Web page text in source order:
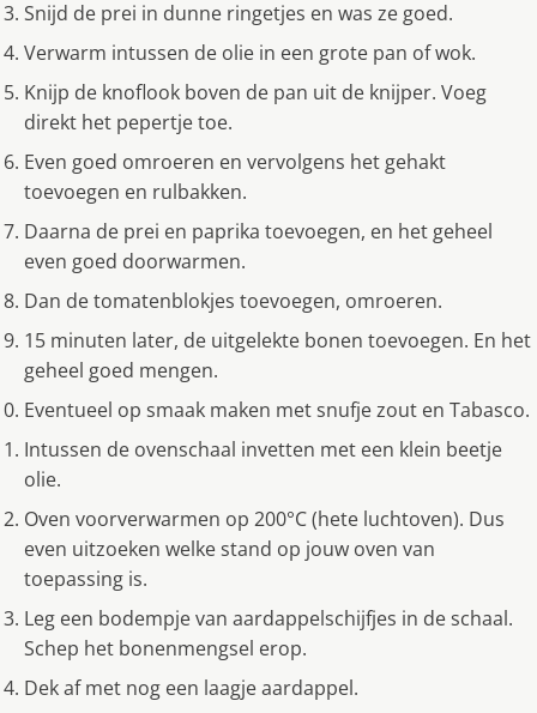
Snijd de prei in dunne ringetjes en was ze goed.
Verwarm intussen de olie in een grote pan of wok.
Knijp de knoflook boven de pan uit de knijper. Voeg
direkt het pepertje toe.
Even goed omroeren en vervolgens het gehakt
toevoegen en rulbakken.
Daarna de prei en paprika toevoegen, en het geheel
even goed doorwarmen.
Dan de tomatenblokjes toevoegen, omroeren.
15 minuten later, de uitgelekte bonen toevoegen. En het
geheel goed mengen.
Eventueel op smaak maken met snufje zout en Tabasco.
Intussen de ovenschaal invetten met een klein beetje
olie.
Oven voorverwarmen op 200°C (hete luchtoven). Dus
even uitzoeken welke stand op jouw oven van
toepassing is.
Leg een bodempje van aardappelschijfjes in de schaal.
Schep het bonenmengsel erop.
Dek af met nog een laagje aardappel.